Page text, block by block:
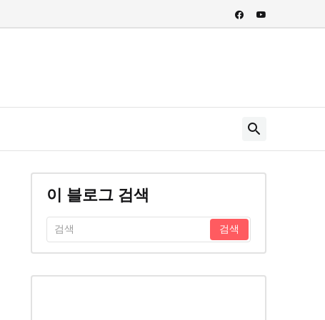
이 블로그 검색